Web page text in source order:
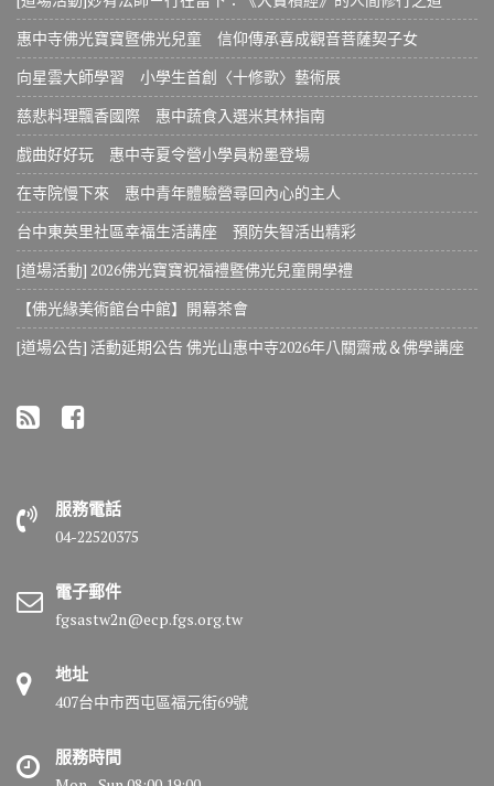
惠中寺佛光寶寶暨佛光兒童 信仰傳承喜成觀音菩薩契子女
向星雲大師學習 小學生首創〈十修歌〉藝術展
慈悲料理飄香國際 惠中蔬食入選米其林指南
戲曲好好玩 惠中寺夏令營小學員粉墨登場
在寺院慢下來 惠中青年體驗營尋回內心的主人
台中東英里社區幸福生活講座 預防失智活出精彩
[道場活動] 2026佛光寶寶祝福禮暨佛光兒童開學禮
【佛光緣美術館台中館】開幕茶會
[道場公告] 活動延期公告 佛光山惠中寺2026年八關齋戒＆佛學講座
服務電話
04-22520375
電子郵件
fgsastw2n@ecp.fgs.org.tw
地址
407台中市西屯區福元街69號
服務時間